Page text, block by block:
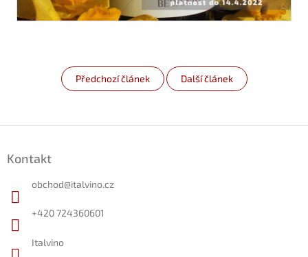
Předchozí článek Další článek
Kontakt
obchod@italvino.cz
+420 724360601
Italvino